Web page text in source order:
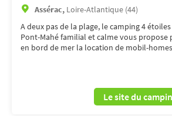
Assérac, Loire-Atlantique (44)
A deux pas de la plage, le camping 4
Pont-Mahé familial et calme vous propose
en bord de mer la location de mobil-
Le site du